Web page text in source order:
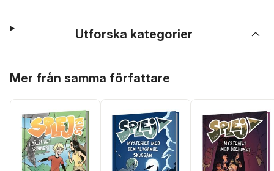
Utforska kategorier
Mer från samma författare